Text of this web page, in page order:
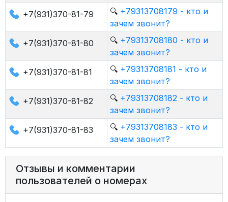
+7(931)370-81-79
🔍 +79313708179 - кто и
зачем звонит?
+7(931)370-81-80
🔍 +79313708180 - кто и
зачем звонит?
+7(931)370-81-81
🔍 +79313708181 - кто и
зачем звонит?
+7(931)370-81-82
🔍 +79313708182 - кто и
зачем звонит?
+7(931)370-81-83
🔍 +79313708183 - кто и
зачем звонит?
Отзывы и комментарии
пользователей о номерах